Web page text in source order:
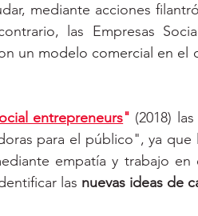
mediante acciones
un modelo comercial en el
entrepreneurs" (2018)
para el público", ya que
empatía y trabajo en
las nuevas ideas de